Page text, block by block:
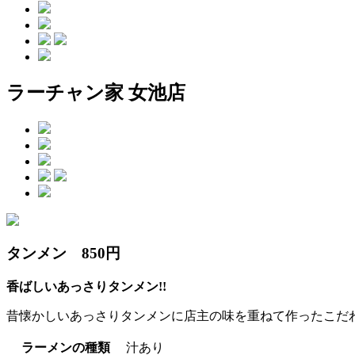
ラーチャン家 女池店
タンメン 850円
香ばしいあっさりタンメン!!
昔懐かしいあっさりタンメンに店主の味を重ねて作ったこだ
ラーメンの種類
汁あり